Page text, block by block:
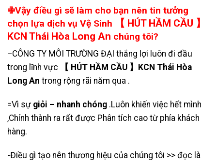
✙Vậy điều gì sẽ làm cho bạn nên tin tưởng
chọn lựa dịch vụ Vệ Sinh
【 HÚT HẦM CẦU 】
KCN Thái Hòa Long An chúng tôi?
–CÔNG TY MÔI TRƯỜNG ĐẠI thắng lợi luôn đi đầu
trong lĩnh vực
【 HÚT HẦM CẦU 】KCN Thái Hòa
Long An trong rộng rãi năm qua .
=Vì sự giỏi – nhanh chóng .Luôn khiến việc hết mình
,Chính thành ra rất được Phân tích cao từ phía khách
hàng.
-Điều gì tạo nên thương hiệu của chúng tôi >> đọc là